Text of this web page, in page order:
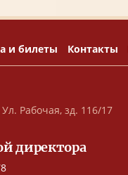
и билеты Контакты
Рабочая, зд. 116/17
директора